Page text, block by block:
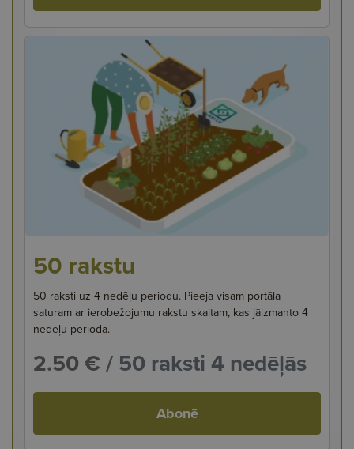
50 rakstu
50 raksti uz 4 nedēļu periodu. Pieeja visam portāla
saturam ar ierobežojumu rakstu skaitam, kas jāizmanto 4
nedēļu periodā.
2.50 €/ 50 raksti 4 nedēļās
Abonē